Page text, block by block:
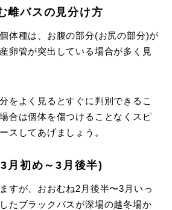
雌バスの見分け方
体種は、お腹の部分(お尻の部分)が
卵管が突出している場合が多く見
をよく見るとすぐに判別できるこ
合は個体を傷つけることなくスピ
スしてあげましょう。
月初め～3月後半)
すが、おおむね2月後半〜3月いっ
たブラックバスが深場の越冬場か